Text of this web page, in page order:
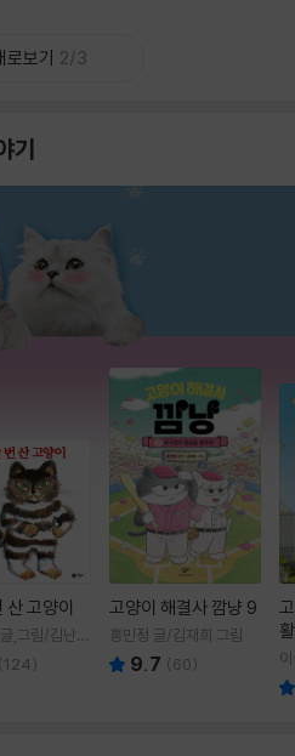
로보기 2/3
기
산 고양이
,그림/김난주
(124)
고양이 해결사 깜냥 9
홍민정 글/김재희 그림
9.7 (60)